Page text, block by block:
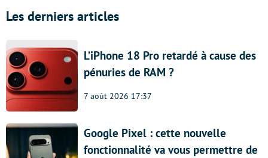
Les derniers articles
L’iPhone 18 Pro retardé à cause des
pénuries de RAM ?
7 août 2026 17:37
Google Pixel : cette nouvelle
fonctionnalité va vous permettre de